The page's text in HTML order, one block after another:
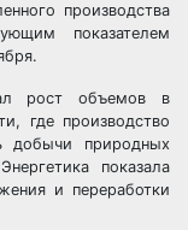
производства
показателем
рост объемов в
где производство
добычи природных
показала
и переработки